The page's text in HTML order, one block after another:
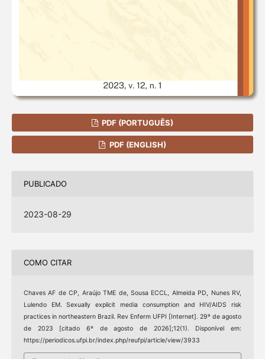
PDF (PORTUGUÊS)
PDF (ENGLISH)
PUBLICADO
2023-08-29
COMO CITAR
Chaves AF de CP, Araújo TME de, Sousa ECCL, Almeida PD, Nunes RV,
Lulendo EM. Sexually explicit media consumption and HIV/AIDS risk
practices in northeastern Brazil. Rev Enferm UFPI [Internet]. 29º de agosto
de 2023 [citado 6º de agosto de 2026];12(1). Disponível em:
https://periodicos.ufpi.br/index.php/reufpi/article/view/3933